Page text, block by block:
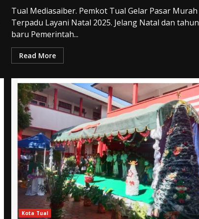
Tual Mediasaiber. Pemkot Tual Gelar Pasar Murah
Terpadu Layani Natal 2025. Jelang Natal dan tahun
baru Pemerintah...
Read More
Kota Tual